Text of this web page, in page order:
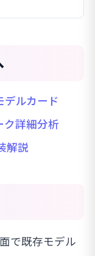
ルカード
詳細分析
解説
で既存モデル